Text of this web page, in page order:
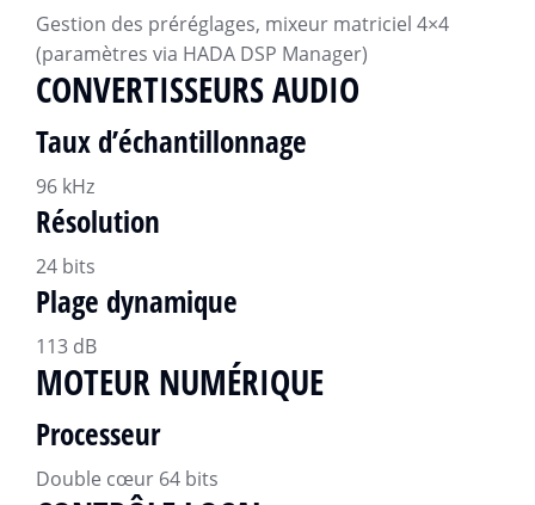
Gestion des préréglages, mixeur matriciel 4×4
(paramètres via HADA DSP Manager)
CONVERTISSEURS AUDIO
Taux d’échantillonnage
96 kHz
Résolution
24 bits
Plage dynamique
113 dB
MOTEUR NUMÉRIQUE
Processeur
Double cœur 64 bits